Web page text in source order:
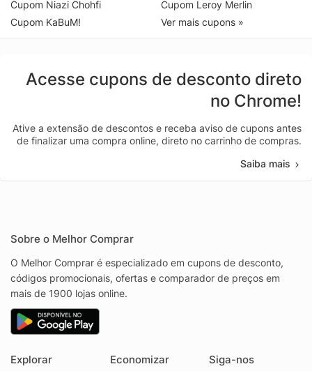
Cupom Niazi Chohfi
Cupom KaBuM!
Cupom Leroy Merlin
Ver mais cupons »
Acesse cupons de desconto direto
no Chrome!
Ative a extensão de descontos e receba aviso de cupons antes
de finalizar uma compra online, direto no carrinho de compras.
Saiba mais
Sobre o Melhor Comprar
O Melhor Comprar é especializado em cupons de desconto,
códigos promocionais, ofertas e comparador de preços em
mais de 1900 lojas online.
Explorar Economizar Siga-nos